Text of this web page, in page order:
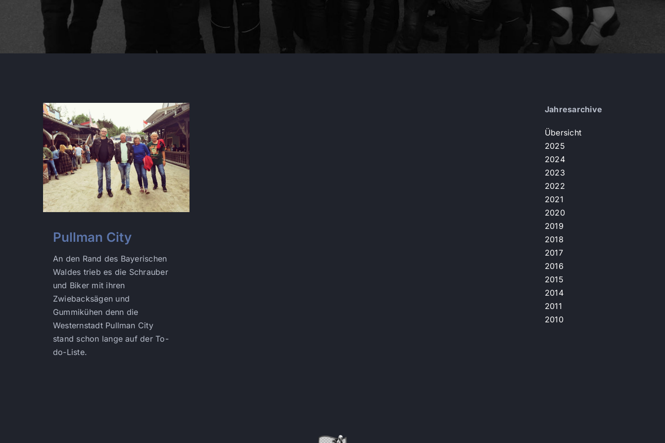
Pullman City
An den Rand des Bayerischen
Waldes trieb es die Schrauber
und Biker mit ihren
Zwiebacksägen und
Gummikühen denn die
Westernstadt Pullman City
stand schon lange auf der To-
do-Liste.
Jahresarchive
Übersicht
2025
2024
2023
2022
2021
2020
2019
2018
2017
2016
2015
2014
2011
2010